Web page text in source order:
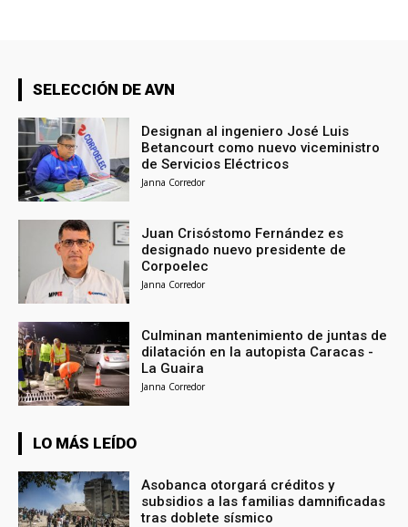
SELECCIÓN DE AVN
Designan al ingeniero José Luis
Betancourt como nuevo viceministro
de Servicios Eléctricos
Janna Corredor
Juan Crisóstomo Fernández es
designado nuevo presidente de
Corpoelec
Janna Corredor
Culminan mantenimiento de juntas de
dilatación en la autopista Caracas -
La Guaira
Janna Corredor
LO MÁS LEÍDO
Asobanca otorgará créditos y
subsidios a las familias damnificadas
tras doblete sísmico